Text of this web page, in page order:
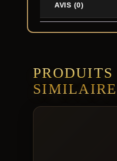
AVIS (0)
PRODUITS